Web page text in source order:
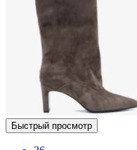
Быстрый просмотр